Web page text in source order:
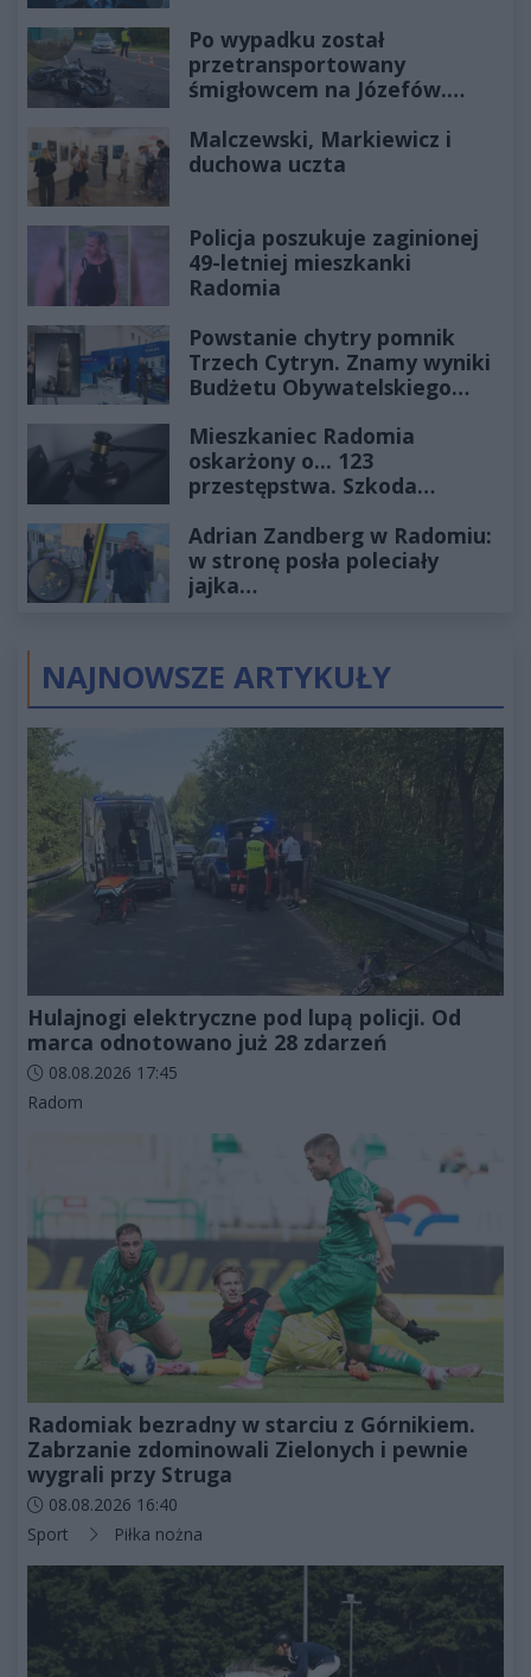
Po wypadku został
przetransportowany
śmigłowcem na Józefów.
Malczewski, Markiewicz i
duchowa uczta
Policja poszukuje zaginionej
49-letniej mieszkanki
Radomia
Powstanie chytry pomnik
Trzech Cytryn. Znamy wyniki
Budżetu Obywatelskiego
Mieszkaniec Radomia
oskarżony o... 123
przestępstwa. Szkoda
złotych
Adrian Zandberg w Radomiu:
w stronę posła poleciały
jajka…
NAJNOWSZE ARTYKUŁY
Hulajnogi elektryczne pod lupą policji. Od
marca odnotowano już 28 zdarzeń
Data dodania artykułu:
08.08.2026 17:45
Kategorie artykułu:
Radom
Radomiak bezradny w starciu z Górnikiem.
Zabrzanie zdominowali Zielonych i pewnie
wygrali przy Struga
Data dodania artykułu:
08.08.2026 16:40
Kategorie artykułu:
Sport Piłka nożna